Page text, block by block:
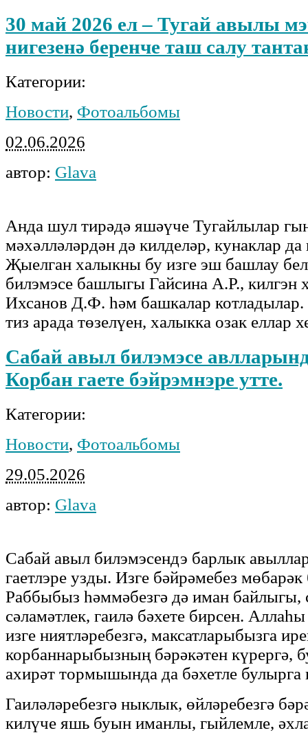
30 май 2026 ел – Тугай авылы
нигезенә беренче таш салу
Категории:
Новости, Фотоальбомы
02.06.2026
автор: Glava
Анда шул тирәдә яшәүче Тугайлылар
мәхәлләләрдән дә килделәр, кунаклар
Җыелган халыкны бу изге эш башлау
билэмэсе башлыгы Гайсина А.Р., килгэн
Ихсанов Д.Ф. һәм башкалар
тиз арада төзелүен, халыкка озак еллар
Сабай авыл билэмэсе
Корбан гаете бэйрэмнэре утте.
Категории:
Новости, Фотоальбомы
29.05.2026
автор: Glava
Сабай авыл билэмэсендэ барлык
гаетлэре узды. Изге бәйрәмебез
Раббыбыз һәммәбезгә дә иман байлыгы,
сәламәтлек, гаилә бәхете бирсен.
изге ниятләребезгә, максатларыбызга
корбаннарыбызның бәрәкәтен күрергә,
ахирәт тормышында да бәхетле
Гаиләләребезгә ныклык, өйләребезгә
килүче яшь буын иманлы, гыйлемле,